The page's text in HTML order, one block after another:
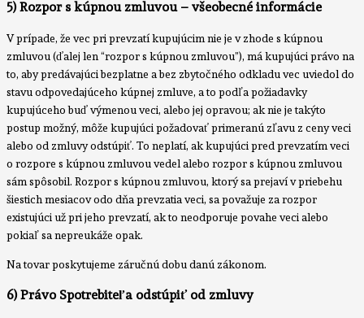
5) Rozpor s kúpnou zmluvou – všeobecné informácie
V prípade, že vec pri prevzatí kupujúcim nie je v zhode s kúpnou
zmluvou (ďalej len “rozpor s kúpnou zmluvou”), má kupujúci právo na
to, aby predávajúci bezplatne a bez zbytočného odkladu vec uviedol do
stavu odpovedajúceho kúpnej zmluve, a to podľa požiadavky
kupujúceho buď výmenou veci, alebo jej opravou; ak nie je takýto
postup možný, môže kupujúci požadovať primeranú zľavu z ceny veci
alebo od zmluvy odstúpiť. To neplatí, ak kupujúci pred prevzatím veci
o rozpore s kúpnou zmluvou vedel alebo rozpor s kúpnou zmluvou
sám spôsobil. Rozpor s kúpnou zmluvou, ktorý sa prejaví v priebehu
šiestich mesiacov odo dňa prevzatia veci, sa považuje za rozpor
existujúci už pri jeho prevzatí, ak to neodporuje povahe veci alebo
pokiaľ sa nepreukáže opak.
Na tovar poskytujeme záručnú dobu danú zákonom.
6) Právo Spotrebiteľa odstúpiť od zmluvy